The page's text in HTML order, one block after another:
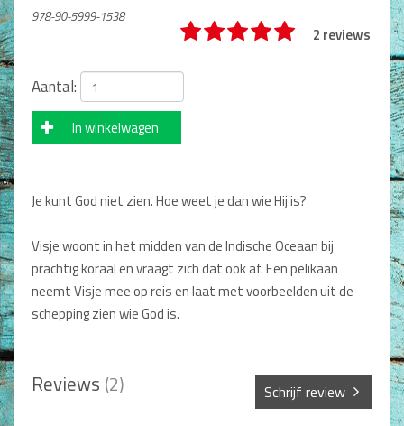
Alle producten
Jongerenboeken
Kinderboeken
Zelf lezen
Alle producten
Cadeauboeken
Gideonietjes
978-90-5999-1538
2 reviews
Aantal:
In winkelwagen
Je kunt God niet zien. Hoe weet je dan wie Hij is?
Visje woont in het midden van de Indische Oceaan bij
prachtig koraal en vraagt zich dat ook af. Een pelikaan
neemt Visje mee op reis en laat met voorbeelden uit de
schepping zien wie God is.
Reviews (2) Schrijf review